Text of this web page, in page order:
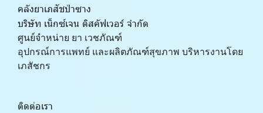
คลังยาเภสัชป่าซาง
บริษัท เน็กซ์เจน ดิสคัฟเวอร์ จำกัด
ศูนย์จำหน่าย ยา เวชภัณฑ์
﻿อุปกรณ์การแพทย์ และผลิตภัณฑ์สุขภาพ บริหารงานโดย
เภสัชกร
ติดต่อเรา